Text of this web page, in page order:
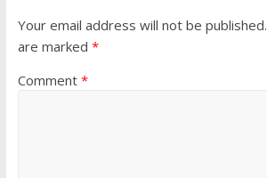
Your email address will not be published.
are marked *
Comment *